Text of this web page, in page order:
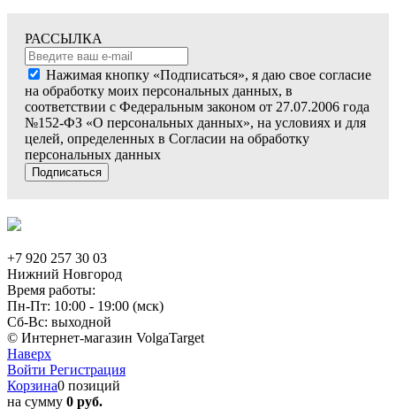
РАССЫЛКА
Нажимая кнопку «Подписаться», я даю свое согласие
на обработку моих персональных данных, в
соответствии с Федеральным законом от 27.07.2006 года
№152-ФЗ «О персональных данных», на условиях и для
целей, определенных в Согласии на обработку
персональных данных
Подписаться
+7 920 257 30 03
Нижний Новгород
Время работы:
Пн-Пт: 10:00 - 19:00 (мск)
Сб-Вс: выходной
© Интернет-магазин VolgaTarget
Наверх
Войти Регистрация
Корзина0 позиций
на сумму 0 руб.